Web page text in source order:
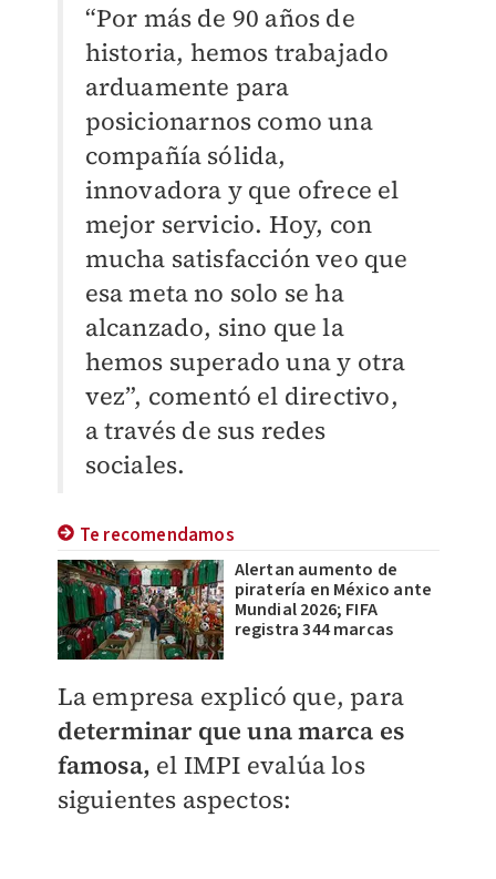
“Por más de 90 años de
historia, hemos trabajado
arduamente para
posicionarnos como una
compañía sólida,
innovadora y que ofrece el
mejor servicio. Hoy, con
mucha satisfacción veo que
esa meta no solo se ha
alcanzado, sino que la
hemos superado una y otra
vez”, comentó el directivo,
a través de sus redes
sociales.
Te recomendamos
Alertan aumento de
piratería en México ante
Mundial 2026; FIFA
registra 344 marcas
La empresa explicó que, para
determinar que una marca es
famosa, el IMPI evalúa los
siguientes aspectos: